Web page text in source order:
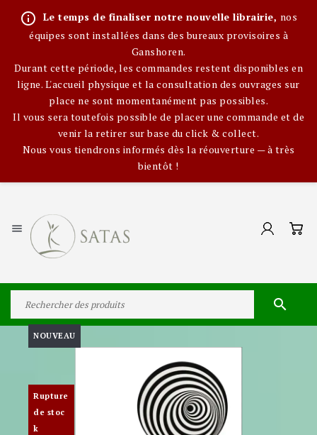
info_outline Le temps de finaliser notre nouvelle librairie, nos
équipes sont installées dans des bureaux provisoires à
Ganshoren.
Durant cette période, les commandes restent disponibles en
ligne. L'accueil physique et la consultation des ouvrages sur
place ne sont momentanément pas possibles.
Il vous sera toutefois possible de placer une commande et de
venir la retirer sur base du click & collect.
Nous vous tiendrons informés dès la réouverture — à très
bientôt !


NOUVEAU
Rupture
de stoc
k